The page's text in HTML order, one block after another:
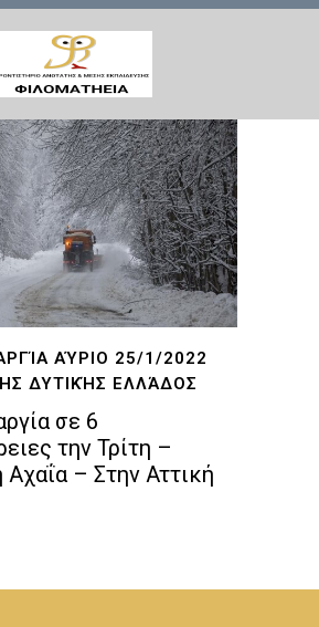
ΑΎΡΙΟ 25/1/2022
ΔΥΤΙΚΉΣ ΕΛΛΆΔΟΣ
σε 6
την Τρίτη –
Αχαΐα – Στην Αττική